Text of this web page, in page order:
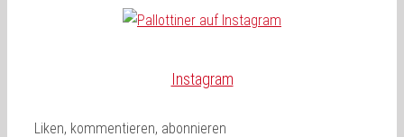
Instagram
Liken, kommentieren, abonnieren